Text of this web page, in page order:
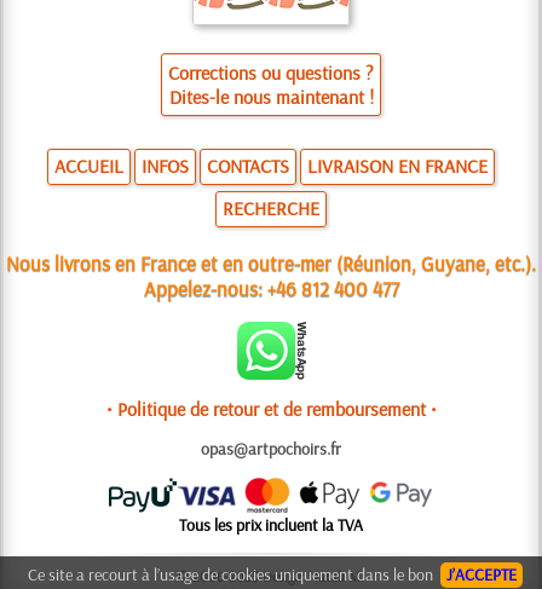
Corrections ou questions ?
Dites-le nous maintenant !
ACCUEIL INFOS CONTACTS
LIVRAISON EN FRANCE
RECHERCHE
Nous livrons en France et en outre-mer (Réunion, Guyane, etc.).
Appelez-nous:+46 812 400 477
• Politique de retour et de remboursement •
opas@artpochoirs.fr
Tous les prix incluent la TVA
© 2006-2025 Design: Natali M.
J’ACCEPTE
Ce site a recourt à l’usage de cookies uniquement dans le bon